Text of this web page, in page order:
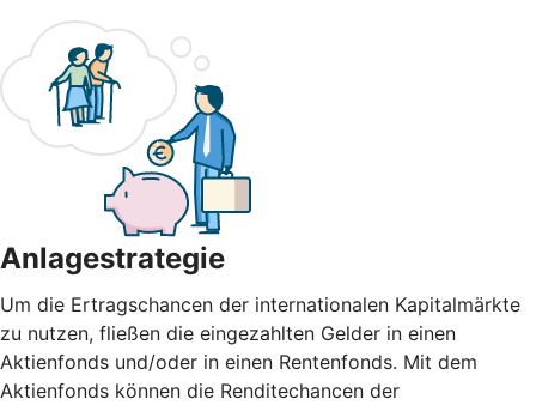
Anlagestrategie
Um die Ertragschancen der internationalen Kapitalmärkte
zu nutzen, fließen die eingezahlten Gelder in einen
Aktienfonds und/oder in einen Rentenfonds. Mit dem
Aktienfonds können die Renditechancen der